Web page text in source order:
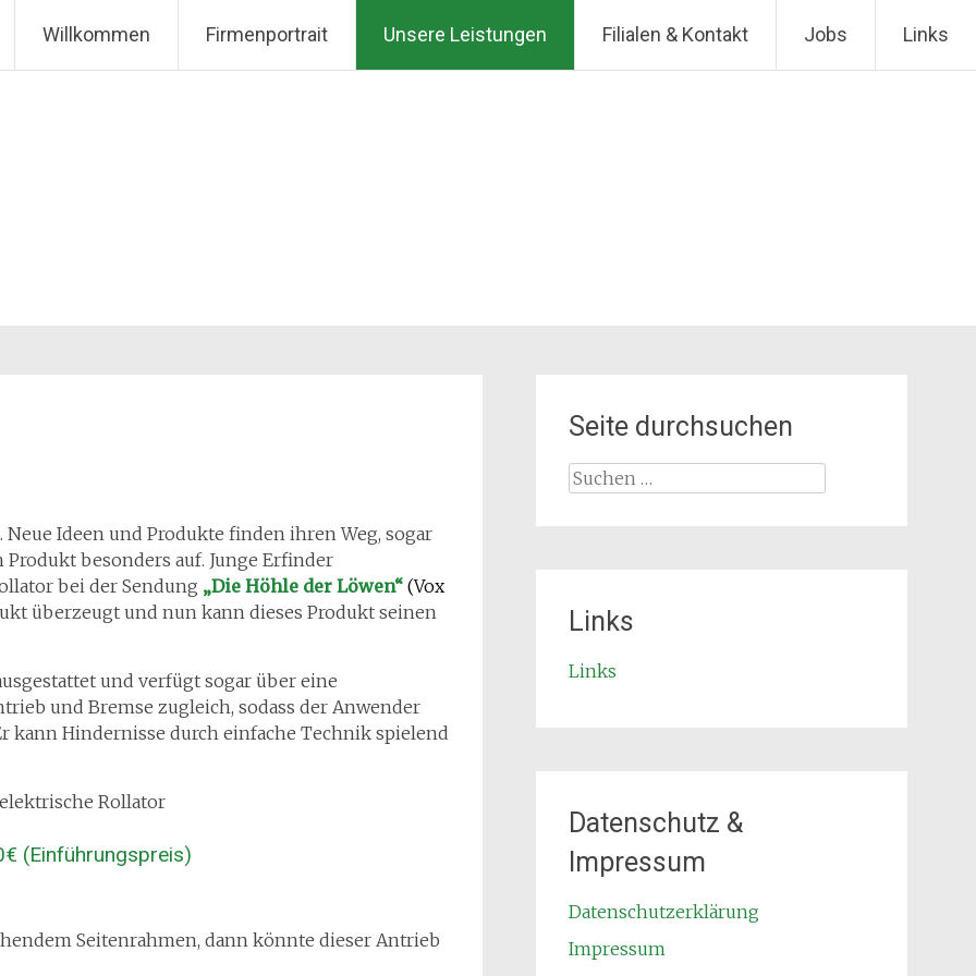
Willkommen Firmenportrait Unsere Leistungen Filialen & Kontakt Jobs Links
Ideen und Produkte finden ihren Weg, sogar
besonders auf. Junge Erfinder
bei der Sendung „Die Höhle der Löwen“ (Vox
überzeugt und nun kann dieses Produkt seinen
und verfügt sogar über eine
und Bremse zugleich, sodass der Anwender
kann Hindernisse durch einfache Technik spielend
(Einführungspreis)
Seitenrahmen, dann könnte dieser Antrieb
Seite durchsuchen
Suche
Links
Links
Datenschutz &
Impressum
Datenschutzerklärung
Impressum